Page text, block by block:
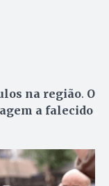
na região. O
a falecido